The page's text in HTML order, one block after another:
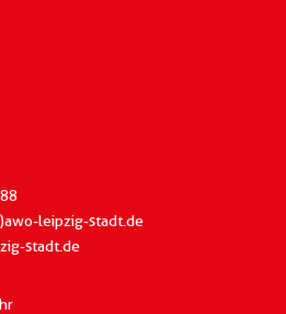
leipzig-stadt.de
stadt.de